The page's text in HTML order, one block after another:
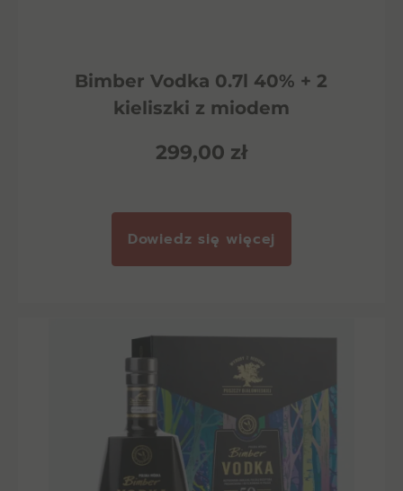
Bimber Vodka 0.7l 40% + 2
kieliszki z miodem
299,00 zł
Dowiedz się więcej